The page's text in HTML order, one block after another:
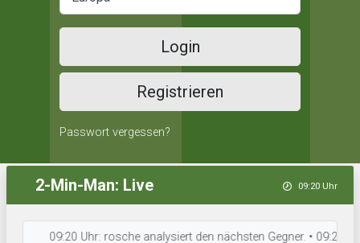
Login
Registrieren
Passwort vergessen?
2-Min-Man: Live 09:20 Uhr
09:20 Uhr: rosche analysiert den nächsten Gegner. • 09:20